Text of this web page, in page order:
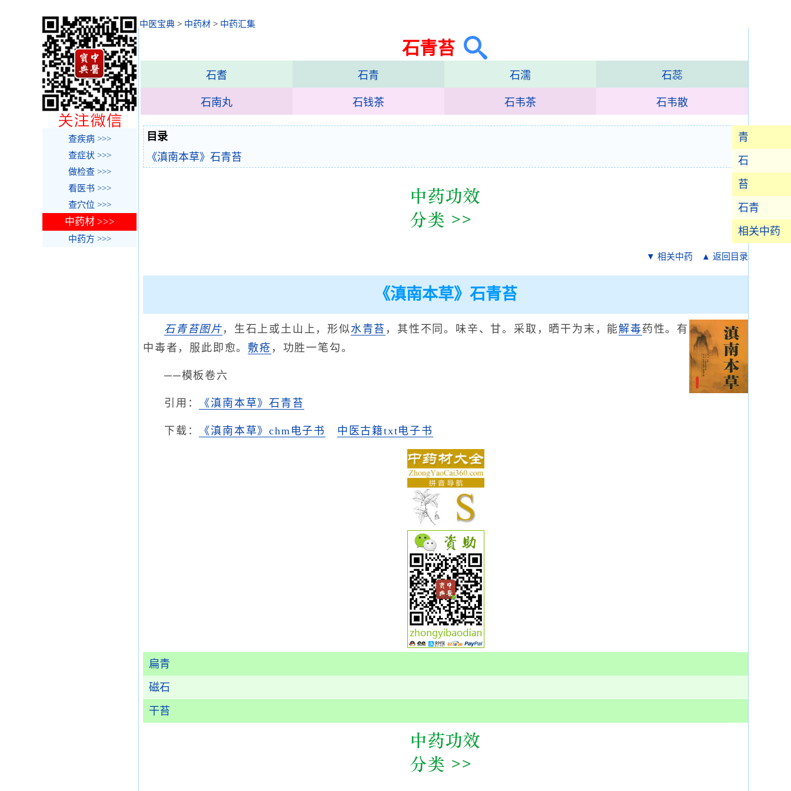
中医宝典 > 中药材 > 中药汇集
石青苔
石耆 石青 石濡 石蕊
石南丸 石钱茶 石韦茶 石韦散
青
石
苔
石青
相关中药
目录
《滇南本草》石青苔
▼ 相关中药 ▲ 返回目录
《滇南本草》石青苔
石青苔图片 ，生石上或土山上，形似水青苔 ，其性不同。味辛、甘。采取，晒干为末，能解毒药性。有
中毒者，服此即愈。敷疮 ，功胜一笔勾。
──模板卷六
引用： 《滇南本草》石青苔
下载： 《滇南本草》chm电子书 中医古籍txt电子书
扁青
磁石
干苔
查疾病 >>>
查症状 >>>
做检查 >>>
看医书 >>>
查穴位 >>>
中药材 >>>
中药方 >>>